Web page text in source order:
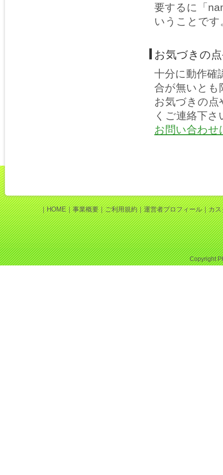
要するに「
いうことです
お気づきの
十分に動作確
合が無いとも
お気づきの
くご連絡下さ
お問い合わ
｜HOME｜事業概要｜ご利用規約｜運営者プロフィール｜カス
Copyright